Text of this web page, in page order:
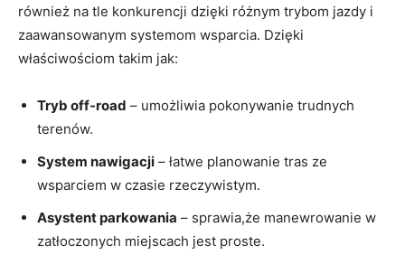
również na tle konkurencji dzięki różnym trybom jazdy i
zaawansowanym systemom wsparcia. Dzięki
właściwościom takim jak:
Tryb off-road – umożliwia pokonywanie trudnych
terenów.
System nawigacji – łatwe planowanie tras ze
wsparciem w czasie rzeczywistym.
Asystent parkowania – sprawia,że manewrowanie w
zatłoczonych miejscach jest proste.